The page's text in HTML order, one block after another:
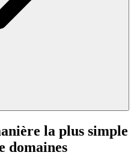
la plus simple
domaines